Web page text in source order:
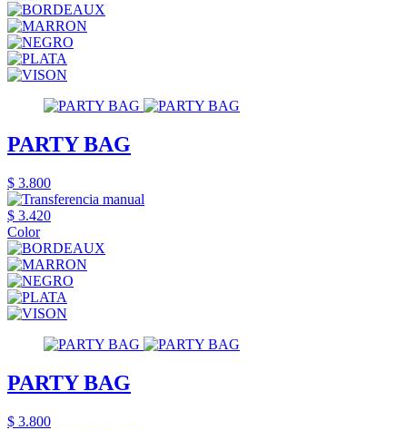
PARTY BAG
$ 3.800
$ 3.420
Color
PARTY BAG
$ 3.800